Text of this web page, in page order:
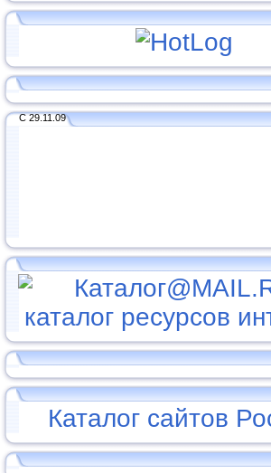
С 29.11.09
Каталог сайтов